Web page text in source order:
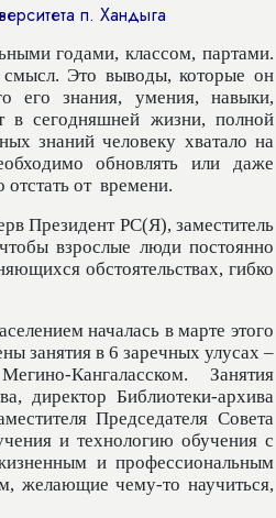
п. Хандыга
годами, классом, партами.
смысл. Это выводы, которые он
его знания, умения, навыки,
в сегодняшней жизни, полной
знаний человеку хватало на
обновлять или даже
от времени.
Президент РС(Я), заместитель
взрослые люди постоянно
обстоятельствах, гибко
началась в марте этого
занятия в 6 заречных улусах –
Кангаласском.
Занятия
директор Библиотеки-архива
Председателя Совета
и технологию обучения с
и профессиональным
желающие чему-то научиться,